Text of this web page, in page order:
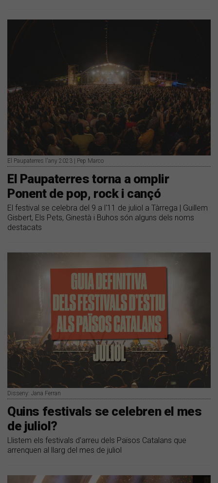
El Paupaterres l'any 2023 | Pep Marco
El Paupaterres torna a omplir
Ponent de pop, rock i cançó
El festival se celebra del 9 a l'11 de juliol a Tàrrega | Guillem
Gisbert, Els Pets, Ginestà i Buhos són alguns dels noms
destacats
Disseny: Jana Ferran
Quins festivals se celebren el mes
de juliol?
Llistem els festivals d'arreu dels Països Catalans que
arrenquen al llarg del mes de juliol